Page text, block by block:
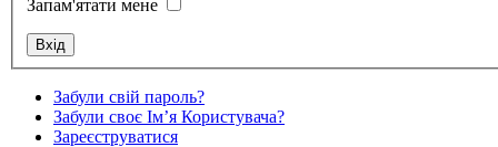
Запам'ятати мене
Забули свій пароль?
Забули своє Ім’я Користувача?
Зареєструватися